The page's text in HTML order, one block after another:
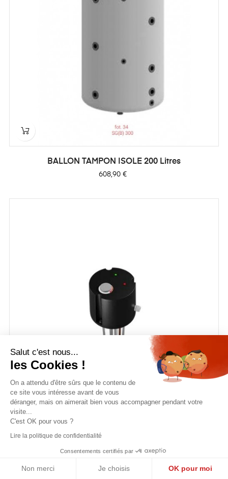
BALLON TAMPON ISOLE 200 Litres
Prix
608,90 €
Groupe Électrique Galmet GE Avec Réchauffeur 12kW
Prix
524,23 €
Salut c'est nous...
les Cookies !
On a attendu d'être sûrs que le contenu de
ce site vous intéresse avant de vous
déranger, mais on aimerait bien vous accompagner pendant votre
visite...
C'est OK pour vous ?
Lire la politique de confidentialité
Consentements certifiés par
Non merci Je choisis OK pour moi